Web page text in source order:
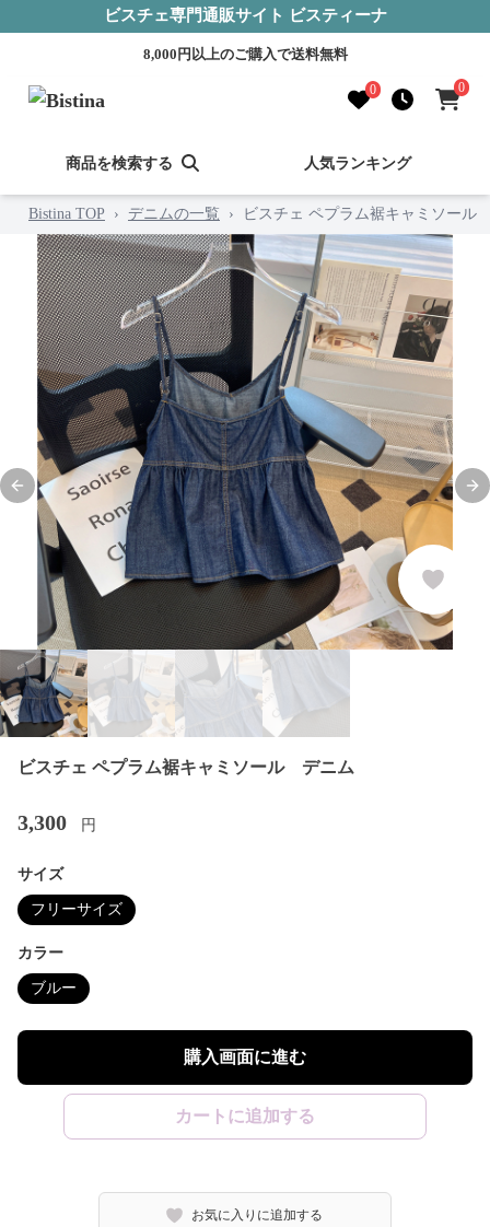
ビスチェ専門通販サイト ビスティーナ
8,000円以上のご購入で送料無料
0 0
商品を検索する 人気ランキング
Bistina TOP › デニムの一覧 › ビスチェ ペプラム裾キャミソー
Previous slide
ビスチェ ペプラム裾キャミソール デニム
3,300 円
サイズ
フリーサイズ
カラー
ブルー
購入画面に進む
カートに追加する
お気に入りに追加する